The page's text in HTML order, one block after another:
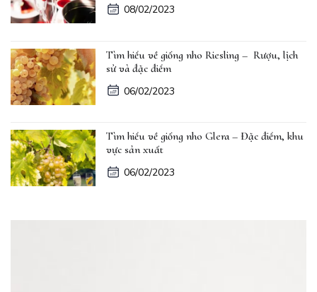
08/02/2023
Tìm hiểu về giống nho Riesling – Rượu, lịch
sử và đặc điểm
06/02/2023
Tìm hiểu về giống nho Glera – Đặc điểm, khu
vực sản xuất
06/02/2023